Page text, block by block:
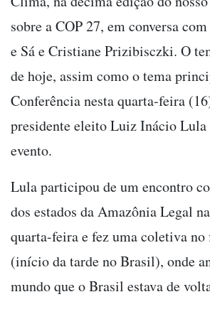
sobre a COP 27, em conversa
e Sá e Cristiane Prizibisczki. O
de hoje, assim como o tema
Conferência nesta quarta-feira
presidente eleito Luiz Inácio Lula
evento.
Lula participou de um encontro
dos estados da Amazônia Legal
quarta-feira e fez uma coletiva
(início da tarde no Brasil), onde
mundo que o Brasil estava de